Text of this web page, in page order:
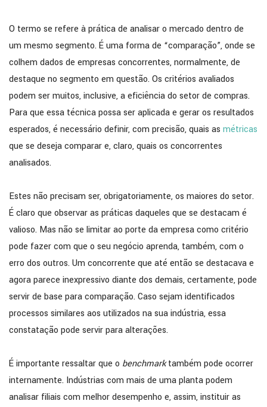
O termo se refere à prática de analisar o mercado dentro de
um mesmo segmento. É uma forma de “comparação”, onde se
colhem dados de empresas concorrentes, normalmente, de
destaque no segmento em questão. Os critérios avaliados
podem ser muitos, inclusive, a eficiência do setor de compras.
Para que essa técnica possa ser aplicada e gerar os resultados
esperados, é necessário definir, com precisão, quais as métricas
que se deseja comparar e, claro, quais os concorrentes
analisados.
Estes não precisam ser, obrigatoriamente, os maiores do setor.
É claro que observar as práticas daqueles que se destacam é
valioso. Mas não se limitar ao porte da empresa como critério
pode fazer com que o seu negócio aprenda, também, com o
erro dos outros. Um concorrente que até então se destacava e
agora parece inexpressivo diante dos demais, certamente, pode
servir de base para comparação. Caso sejam identificados
processos similares aos utilizados na sua indústria, essa
constatação pode servir para alterações.
É importante ressaltar que o benchmarktambém pode ocorrer
internamente. Indústrias com mais de uma planta podem
analisar filiais com melhor desempenho e, assim, instituir as